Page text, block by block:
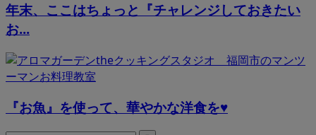
年末、ここはちょっと『チャレンジしておきたい
お...
『お魚』を使って、華やかな洋食を♥